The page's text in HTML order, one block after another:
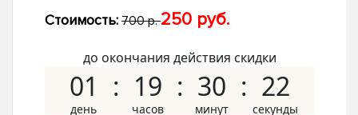
Стоимость: 700 р.250 руб.
до окончания действия скидки
01 19 30 21